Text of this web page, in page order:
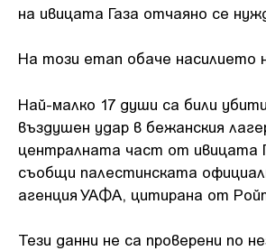
на ивицата Газа отчаяно се
На този етап обаче насилието
Най-малко 17 души са били
въздушен удар в бежанския
централната част от ивицата
съобщи палестинската
агенция УАФА, цитирана от
Тези данни не са проверени по